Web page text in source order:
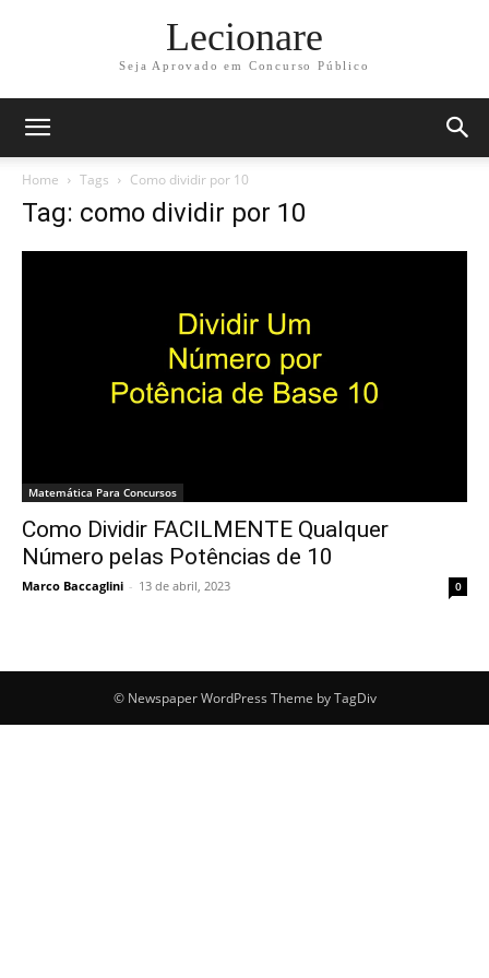
Lecionare
Seja Aprovado em Concurso Público
Home Tags Como dividir por 10
Tag: como dividir por 10
Matemática Para Concursos
Como Dividir FACILMENTE Qualquer
Número pelas Potências de 10
Marco Baccaglini - 13 de abril, 2023 0
© Newspaper WordPress Theme by TagDiv